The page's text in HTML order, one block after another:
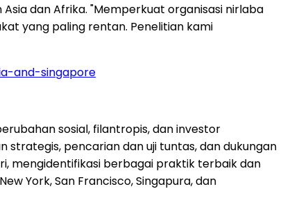
dan Afrika. "Memperkuat organisasi nirlaba
yang paling rentan. Penelitian kami
and-singapore
sosial, filantropis, dan investor
strategis, pencarian dan uji tuntas, dan dukungan
mengidentifikasi berbagai praktik terbaik dan
York, San Francisco, Singapura, dan